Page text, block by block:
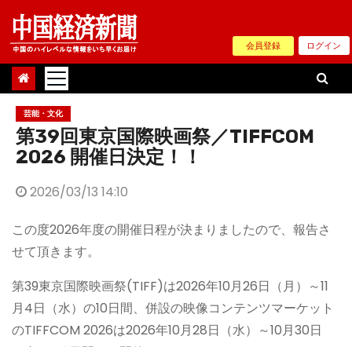
Skip
content
会員登録 ログイン
芸能・文化
第39回東京国際映画祭／TIFFCOM
2026 開催日決定！！
2026/03/13 14:10
この度2026年度の開催日程が決まりましたので、報告さ
せて頂きます。
第39東京国際映画祭(TIFF)は2026年10月26日（月）～11
月4日（水）の10日間、併設の映像コンテンツマーケット
のTIFFCOM 2026は2026年10月28日（水）～10月30日